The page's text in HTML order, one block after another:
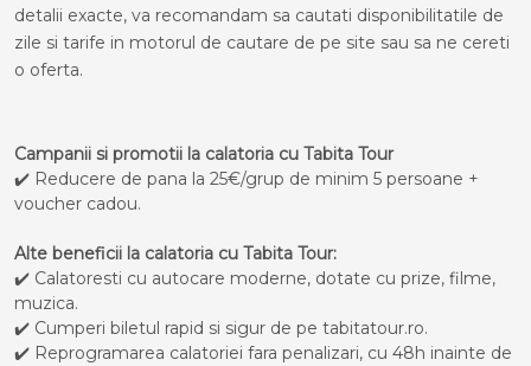
detalii exacte, va recomandam sa cautati disponibilitatile de
zile si tarife in motorul de cautare de pe site sau sa ne cereti
o oferta.
Campanii si promotii la calatoria cu Tabita Tour
✔️ Reducere de pana la 25€/grup de minim 5 persoane +
voucher cadou.
Alte beneficii la calatoria cu Tabita Tour:
✔️ Calatoresti cu autocare moderne, dotate cu prize, filme,
muzica.
✔️ Cumperi biletul rapid si sigur de pe tabitatour.ro.
✔️ Reprogramarea calatoriei fara penalizari, cu 48h inainte de